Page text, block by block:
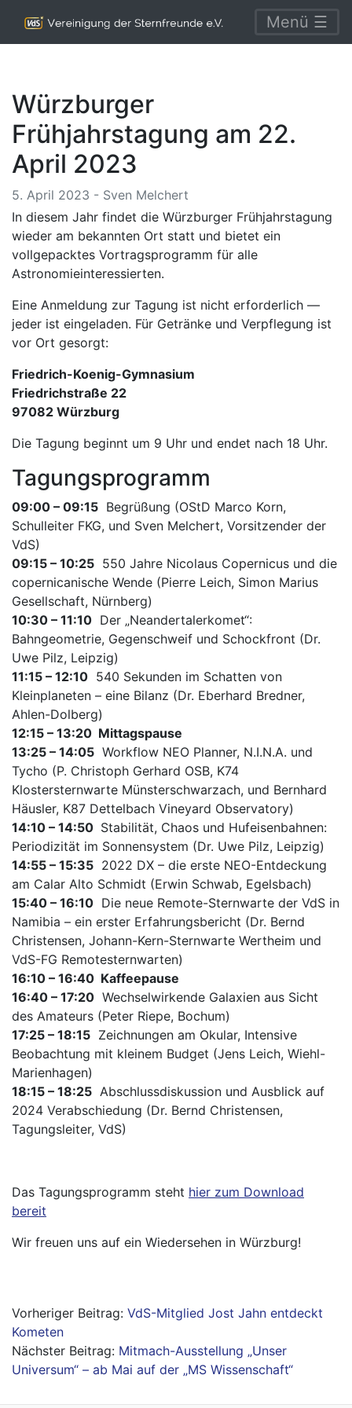
Menü ☰
Würzburger
Frühjahrstagung am 22.
April 2023
5. April 2023 - Sven Melchert
In diesem Jahr findet die Würzburger Frühjahrstagung
wieder am bekannten Ort statt und bietet ein
vollgepacktes Vortragsprogramm für alle
Astronomieinteressierten.
Eine Anmeldung zur Tagung ist nicht erforderlich —
jeder ist eingeladen. Für Getränke und Verpflegung ist
vor Ort gesorgt:
Friedrich-Koenig-Gymnasium
Friedrichstraße 22
97082 Würzburg
Die Tagung beginnt um 9 Uhr und endet nach 18 Uhr.
Tagungsprogramm
09:00 – 09:15 Begrüßung (OStD Marco Korn,
Schulleiter FKG, und Sven Melchert, Vorsitzender der
VdS)
09:15 – 10:25 550 Jahre Nicolaus Copernicus und die
copernicanische Wende (Pierre Leich, Simon Marius
Gesellschaft, Nürnberg)
10:30 – 11:10 Der „Neandertalerkomet“:
Bahngeometrie, Gegenschweif und Schockfront (Dr.
Uwe Pilz, Leipzig)
11:15 – 12:10 540 Sekunden im Schatten von
Kleinplaneten – eine Bilanz (Dr. Eberhard Bredner,
Ahlen-Dolberg)
12:15 – 13:20 Mittagspause
13:25 – 14:05 Workflow NEO Planner, N.I.N.A. und
Tycho (P. Christoph Gerhard OSB, K74
Klostersternwarte Münsterschwarzach, und Bernhard
Häusler, K87 Dettelbach Vineyard Observatory)
14:10 – 14:50 Stabilität, Chaos und Hufeisenbahnen:
Periodizität im Sonnensystem (Dr. Uwe Pilz, Leipzig)
14:55 – 15:35 2022 DX – die erste NEO-Entdeckung
am Calar Alto Schmidt (Erwin Schwab, Egelsbach)
15:40 – 16:10 Die neue Remote-Sternwarte der VdS in
Namibia – ein erster Erfahrungsbericht (Dr. Bernd
Christensen, Johann-Kern-Sternwarte Wertheim und
VdS-FG Remotesternwarten)
16:10 – 16:40 Kaffeepause
16:40 – 17:20 Wechselwirkende Galaxien aus Sicht
des Amateurs (Peter Riepe, Bochum)
17:25 – 18:15 Zeichnungen am Okular, Intensive
Beobachtung mit kleinem Budget (Jens Leich, Wiehl-
Marienhagen)
18:15 – 18:25 Abschlussdiskussion und Ausblick auf
2024 Verabschiedung (Dr. Bernd Christensen,
Tagungsleiter, VdS)
Das Tagungsprogramm steht hier zum Download
bereit
Wir freuen uns auf ein Wiedersehen in Würzburg!
BeitragsnavigationVdS-Mitglied Jost Jahn entdeckt
Kometen
Mitmach-Ausstellung „Unser
Universum“ – ab Mai auf der „MS Wissenschaft“